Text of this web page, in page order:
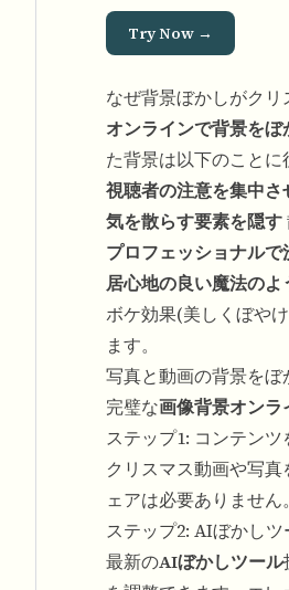
Try Now →
なぜ背景ぼかしがク
オンラインで背景をぼ
た背景は以下のことに
視聴者の注意を集中さ
気を散らす要素を隠す
プロフェッショナル
居心地の良い魔法の
ボケ効果(美しくぼや
ます。
写真と動画の背景を
完璧な画像背景オンラ
ステップ1: コンテン
クリスマス動画や写真
ェアは必要ありません
ステップ2: AIぼかし
最新のAIぼかしツール